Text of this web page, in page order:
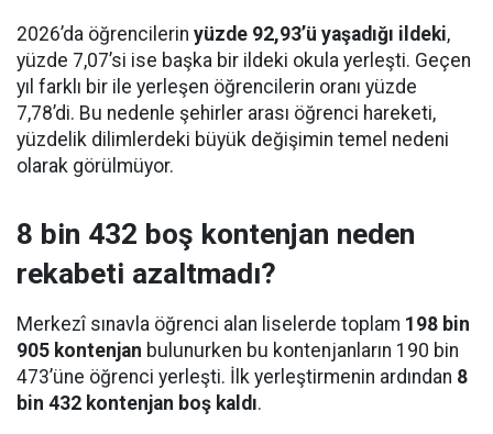
2026’da öğrencilerin yüzde 92,93’ü yaşadığı ildeki,
yüzde 7,07’si ise başka bir ildeki okula yerleşti. Geçen
yıl farklı bir ile yerleşen öğrencilerin oranı yüzde
7,78’di. Bu nedenle şehirler arası öğrenci hareketi,
yüzdelik dilimlerdeki büyük değişimin temel nedeni
olarak görülmüyor.
8 bin 432 boş kontenjan neden
rekabeti azaltmadı?
Merkezî sınavla öğrenci alan liselerde toplam 198 bin
905 kontenjan bulunurken bu kontenjanların 190 bin
473’üne öğrenci yerleşti. İlk yerleştirmenin ardından 8
bin 432 kontenjan boş kaldı.